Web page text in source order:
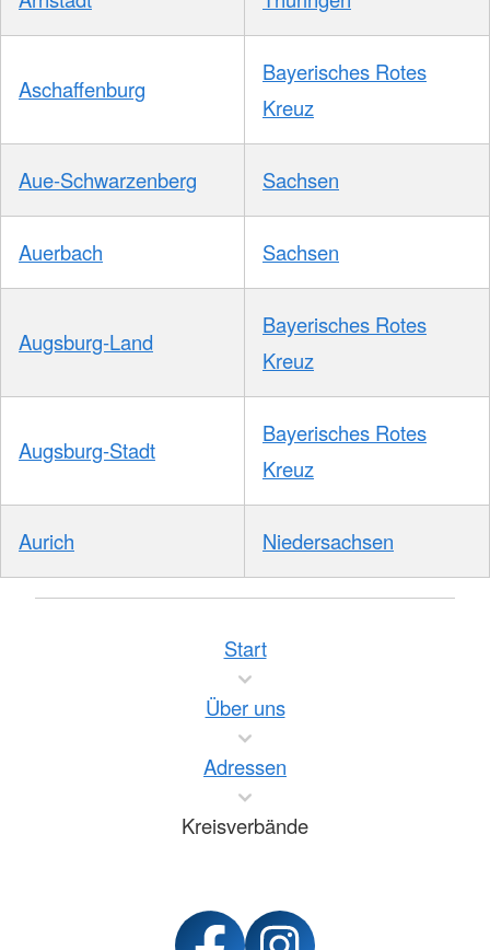
Aschaffenburg
Bayerisches Rotes
Kreuz
Aue-Schwarzenberg Sachsen
Auerbach Sachsen
Augsburg-Land
Bayerisches Rotes
Kreuz
Augsburg-Stadt
Bayerisches Rotes
Kreuz
Aurich Niedersachsen
Start
Über uns
Adressen
Kreisverbände